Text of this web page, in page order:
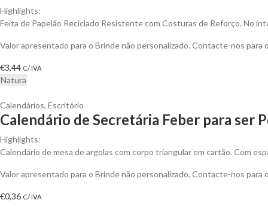
Highlights:
Feita de Papelão Reciclado Resistente com Costuras de Reforço. No
Valor apresentado para o Brinde não personalizado. Contacte-nos
€3,44 C/ IVA
Natura
Calendários, Escritório
Calendário de Secretária Feber para ser
Highlights:
Calendário de mesa de argolas com corpo triangular em cartão. Com
Valor apresentado para o Brinde não personalizado. Contacte-nos
€0,36 C/ IVA